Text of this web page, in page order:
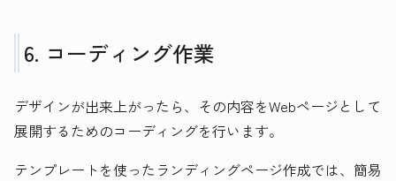
6. コーディング作業
デザインが出来上がったら、その内容をWebページとして
展開するためのコーディングを行います。
テンプレートを使ったランディングページ作成では、簡易